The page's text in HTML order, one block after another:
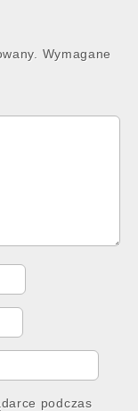
Wymagane
podczas